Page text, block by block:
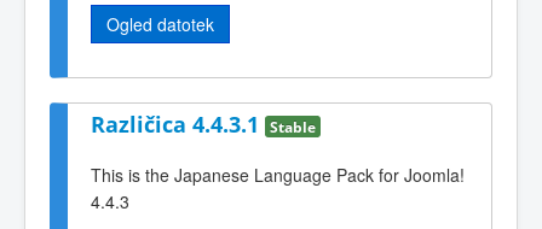
Ogled datotek
Različica 4.4.3.1 Stable
This is the Japanese Language Pack for Joomla!
4.4.3